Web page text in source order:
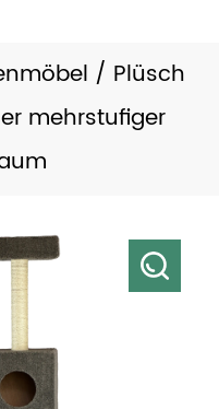
/ Plüsch
mehrstufiger